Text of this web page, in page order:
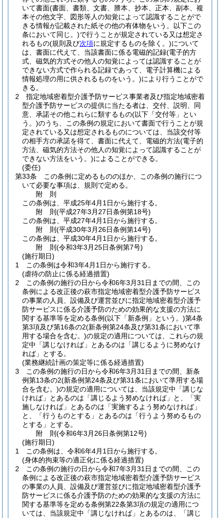
いて書面(書面、書類、文書、謄本、抄本、正本、副本、複
本その他文字、図形等人の知覚によって認識することがで
きる情報が記載された紙その他の有体物をいう。以下この
条において同じ。)で行うことが規定されている又は想定さ
れるもの(規則及び次項に規定するものを除く。)について
は、書面に代えて、当該書面に係る電磁的記録(電子的方
式、磁気的方式その他人の知覚によっては認識することが
できない方式で作られる記録であって、電子計算機による
情報処理の用に供されるものをいう。)により行うことがで
きる。
2
指定地域密着型介護予防サービス事業者及び指定地域密着
型介護予防サービスの提供に当たる者は、交付、説明、同
意、承諾その他これらに類するもの(以下「交付等」とい
う。)のうち、この条例の規定において書面で行うことが規
定されている又は想定されるものについては、当該交付等
の相手方の承諾を得て、書面に代えて、電磁的方法(電子的
方法、磁気的方法その他人の知覚によって認識することが
できない方法をいう。)によることができる。
(委任)
第33条
この条例に定めるもののほか、この条例の施行につ
いて必要な事項は、規則で定める。
附 則
この条例は、平成25年4月1日から施行する。
附 則(平成27年3月27日条例第18号)
この条例は、平成27年4月1日から施行する。
附 則(平成30年3月26日条例第14号)
この条例は、平成30年4月1日から施行する。
附 則(令和3年3月25日条例第7号)
(施行期日)
1
この条例は令和3年4月1日から施行する。
(虐待の防止に係る経過措置)
2
この条例の施行の日から令和6年3月31日までの間、この
条例による改正後の萩市指定地域密着型介護予防サービス
の事業の人員、設備及び運営並びに指定地域密着型介護予
防サービスに係る介護予防のための効果的な支援の方法に
関する基準等を定める条例(以下「新条例」という。)第4条
第3項及び第16条の2(新条例第24条及び第31条において準
用する場合を含む。)の規定の適用については、これらの規
定中「講じなければ」とあるのは「講じるように努めなけ
れば」とする。
(業務継続計画の策定等に係る経過措置)
3
この条例の施行の日から令和6年3月31日までの間、新条
例第13条の2(新条例第24条及び第31条において準用する場
合を含む。)の規定の適用については、当該規定中「講じな
ければ」とあるのは「講じるよう努めなければ」と、「実
施しなければ」とあるのは「実施するよう努めなければ」
と、「行うものとする」とあるのは「行うよう努めるもの
とする」とする。
附 則(令和6年3月26日条例第12号)
(施行期日)
1
この条例は、令和6年4月1日から施行する。
(身体的拘束等の適正化に係る経過措置)
2
この条例の施行の日から令和7年3月31日までの間、この
条例による改正後の萩市指定地域密着型介護予防サービス
の事業の人員、設備及び運営並びに指定地域密着型介護予
防サービスに係る介護予防のための効果的な支援の方法に
関する基準等を定める条例第22条第3項の規定の適用につ
いては、当該規定中「講じなければ」とあるのは、「講じ